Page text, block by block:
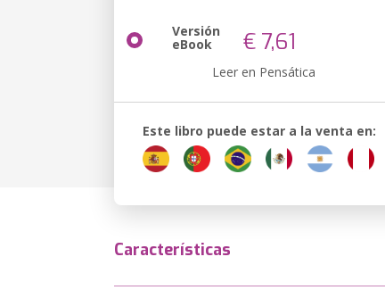
Versión
eBook € 7,61
Leer en Pensática
Este libro puede estar a la venta en:
Características